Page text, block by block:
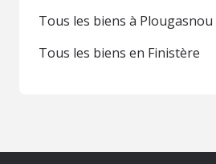
Tous les biens à Plougasnou
Tous les biens en Finistère